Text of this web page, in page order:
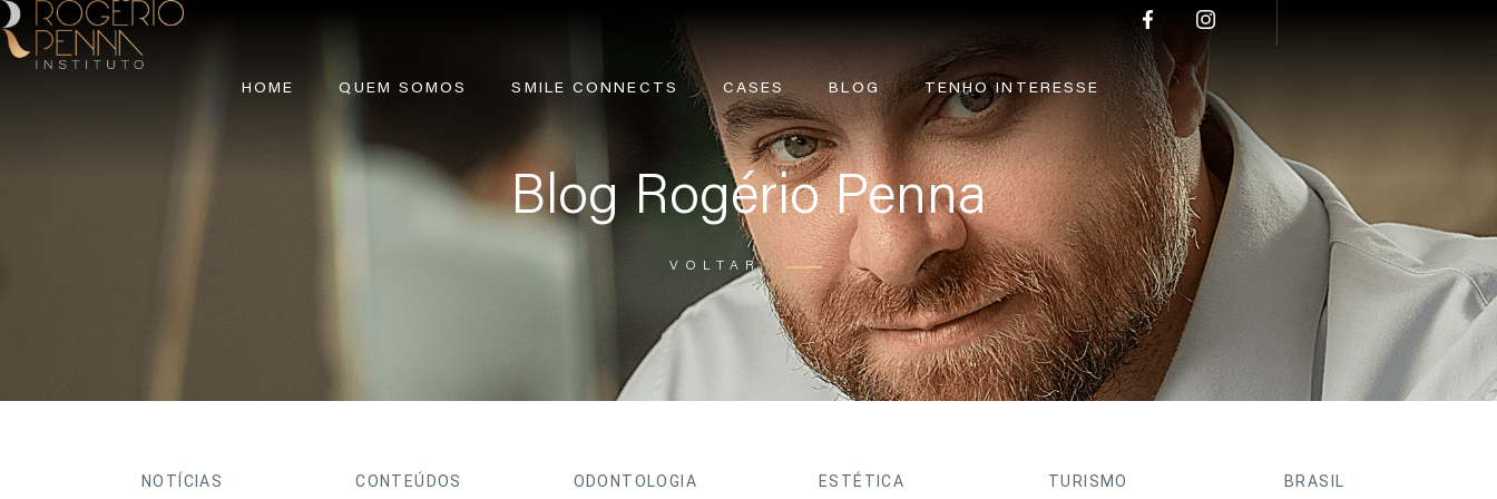
HOME QUEM SOMOS SMILE CONNECTS CASES BLOG TENHO INTERESSE
Blog Rogério Penna
VOLTAR
NOTÍCIAS CONTEÚDOS ODONTOLOGIA ESTÉTICA TURISMO BRASIL